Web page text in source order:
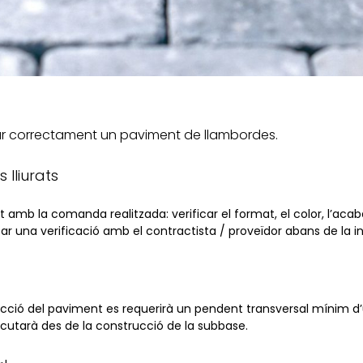
correctament un paviment de llambordes.
lliurats
la comanda realitzada: verificar el format, el color,
una verificació amb el contractista / proveïdor abans de la
del paviment es requerirà un pendent transversal mínim
des de la construcció de la subbase.